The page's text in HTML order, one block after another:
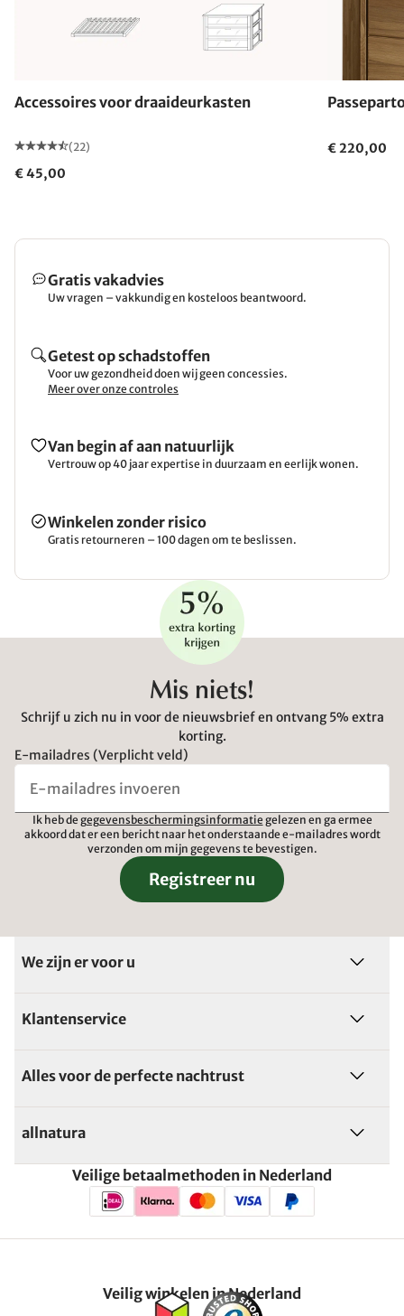
Accessoires voor draaideurkasten
(22)
€ 45,00
€ 220,00
Gratis vakadvies
Uw vragen – vakkundig en kosteloos beantwoord.
Getest op schadstoffen
Voor uw gezondheid doen wij geen concessies.
Meer over onze controles
Van begin af aan natuurlijk
Vertrouw op 40 jaar expertise in duurzaam en eerlijk wonen.
Winkelen zonder risico
Gratis retourneren – 100 dagen om te beslissen.
Mis niets!
Schrijf u zich nu in voor de nieuwsbrief en ontvang 5% extra
korting.
E-mailadres (Verplicht veld)
Ik heb de gegevensbeschermingsinformatie gelezen en ga ermee
akkoord dat er een bericht naar het onderstaande e-mailadres wordt
verzonden om mijn gegevens te bevestigen.
Registreer nu
We zijn er voor u
Klantenservice
Alles voor de perfecte nachtrust
allnatura
Veilige betaalmethoden in Nederland
Veilig winkelen in Nederland